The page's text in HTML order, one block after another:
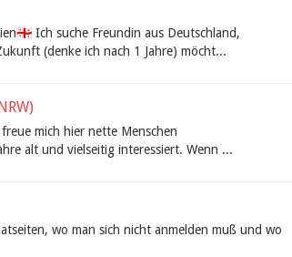
Ich suche Freundin aus Deutschland,
(denke ich nach 1 Jahre) möcht...
mich hier nette Menschen
alt und vielseitig interessiert. Wenn ...
wo man sich nicht anmelden muß und wo